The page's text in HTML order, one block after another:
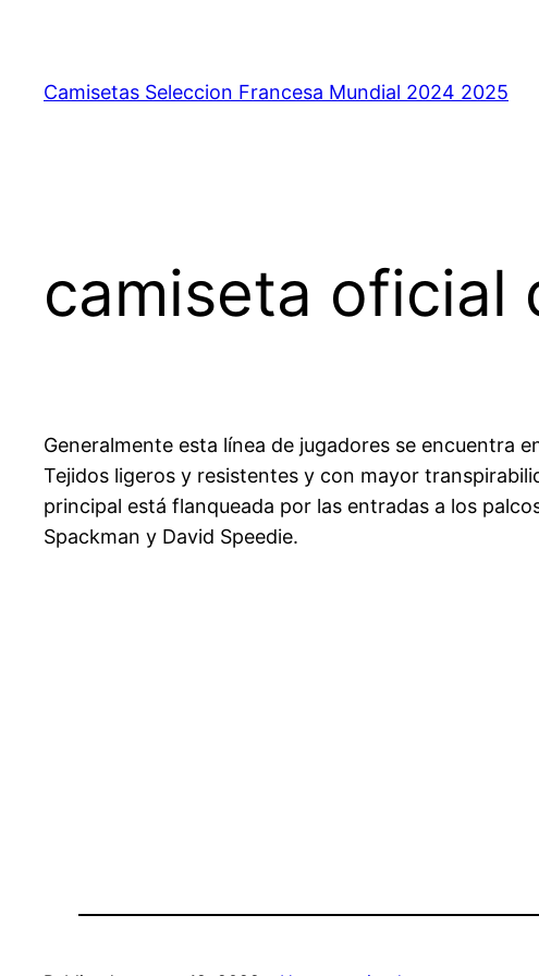
contenido
Camisetas Seleccion Francesa Mundial 2024 2025
camiseta oficial
Generalmente esta línea de jugadores se encuentra
Tejidos ligeros y resistentes y con mayor
principal está flanqueada por las entradas a los
Spackman y David Speedie.